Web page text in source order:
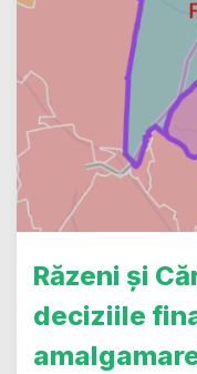
Răzeni și
deciziile